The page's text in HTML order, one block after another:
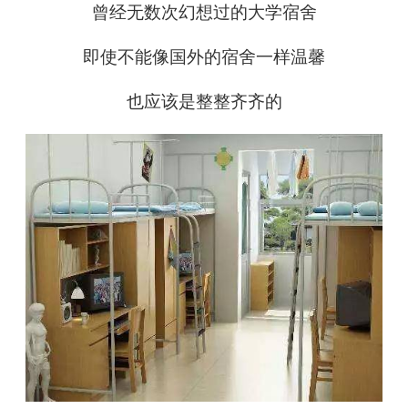
曾经无数次幻想过的大学宿舍
即使不能像国外的宿舍一样温馨
也应该是整整齐齐的